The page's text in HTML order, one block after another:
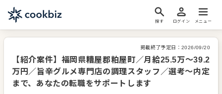
探す ログイン メニュー
掲載終了予定日： 2026/09/20
【紹介案件】福岡県糟屋郡粕屋町／月給25.5万～39.2
万円／旨辛グルメ専門店の調理スタッフ／選考～内定
まで、あなたの転職をサポートします